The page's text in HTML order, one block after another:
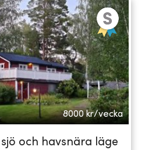
8000 kr/vecka
och havsnära läge